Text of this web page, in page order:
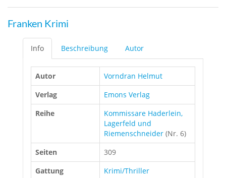
Franken Krimi
Info Beschreibung Autor
Autor
Vorndran Helmut
Verlag
Emons Verlag
Reihe
Kommissare Haderlein,
Lagerfeld und
Riemenschneider (Nr. 6)
Seiten
309
Gattung
Krimi/Thriller